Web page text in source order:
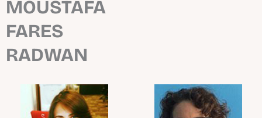
MOUSTAFA
FARES
RADWAN